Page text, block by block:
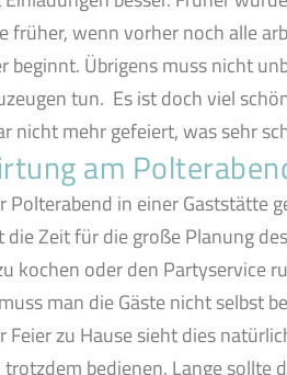
früher, wenn vorher noch alle
beginnt. Übrigens muss nicht
tun. Es ist doch viel
nicht mehr gefeiert, was sehr
am
Polterabend in einer Gaststätte
die Zeit für die große Planung
kochen oder den Partyservice
man die Gäste nicht selbst
Feier zu Hause sieht dies
trotzdem bedienen. Lange